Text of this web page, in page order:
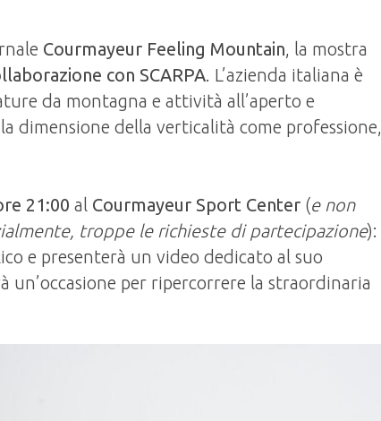
Courmayeur Feeling Mountain, la mostra
con SCARPA. L’azienda italiana è
da montagna e attività all’aperto e
dimensione della verticalità come professione,
21:00 al Courmayeur Sport Center (e non
troppe le richieste di partecipazione):
e presenterà un video dedicato al suo
un’occasione per ripercorrere la straordinaria